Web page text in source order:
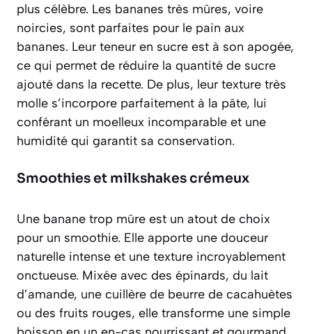
plus célèbre. Les bananes très mûres, voire
noircies, sont parfaites pour le pain aux
bananes. Leur teneur en sucre est à son apogée,
ce qui permet de réduire la quantité de sucre
ajouté dans la recette. De plus, leur texture très
molle s’incorpore parfaitement à la pâte, lui
conférant un moelleux incomparable et une
humidité qui garantit sa conservation.
Smoothies et milkshakes crémeux
Une banane trop mûre est un atout de choix
pour un smoothie. Elle apporte une douceur
naturelle intense et une texture incroyablement
onctueuse. Mixée avec des épinards, du lait
d’amande, une cuillère de beurre de cacahuètes
ou des fruits rouges, elle transforme une simple